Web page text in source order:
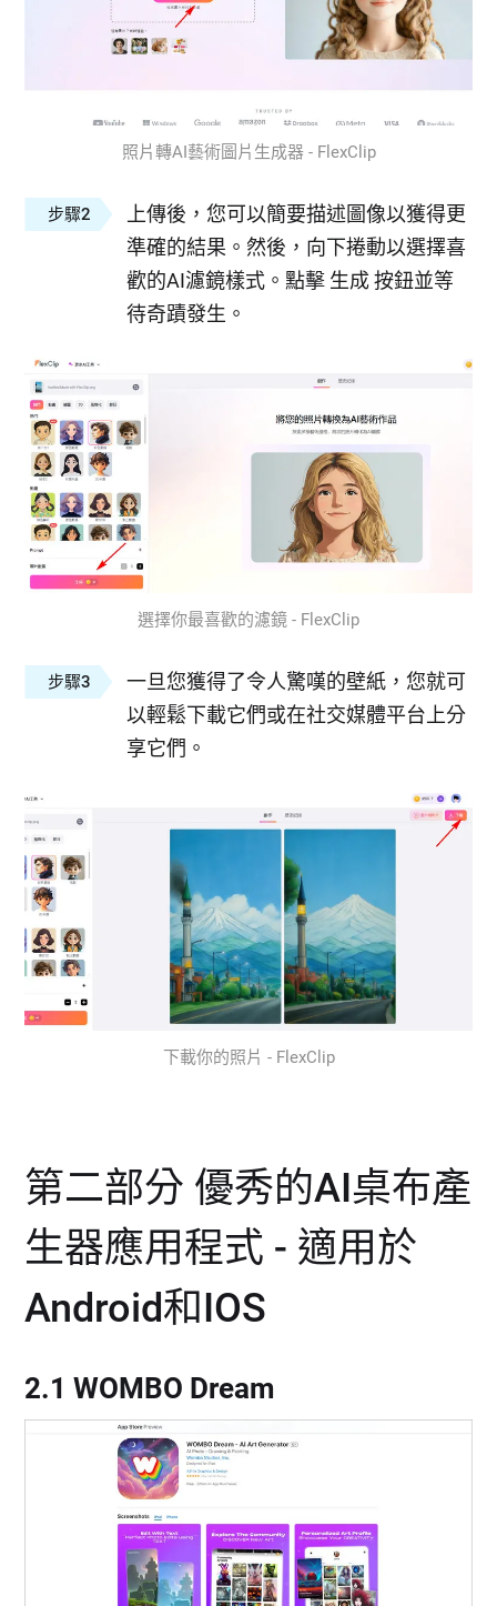
照片轉AI藝術圖片生成器 - FlexClip
步驟2
上傳後，您可以簡要描述圖像以獲得更
準確的結果。然後，向下捲動以選擇喜
歡的AI濾鏡樣式。點擊 生成 按鈕並等
待奇蹟發生。
選擇你最喜歡的濾鏡 - FlexClip
步驟3
一旦您獲得了令人驚嘆的壁紙，您就可
以輕鬆下載它們或在社交媒體平台上分
享它們。
下載你的照片 - FlexClip
第二部分 優秀的AI桌布產
生器應用程式 - 適用於
Android和IOS
2.1 WOMBO Dream